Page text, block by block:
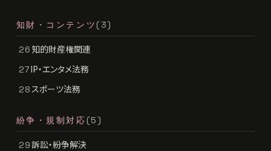
知財・コンテンツ (3)
26 知的財産権関連
27IP・エンタメ法務
28 スポーツ法務
紛争・規制対応 (5)
29訴訟・紛争解決